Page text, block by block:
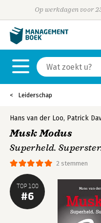
Op werkdagen voor
Leiderschap
TOP 100
#6
2 stemmen
Hans van der Loo, Patrick
Musk Modus
Superheld.